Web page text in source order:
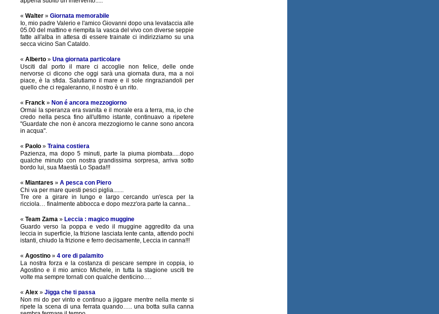
« Walter » Giornata memorabile
Io, mio padre Valerio e l'amico Giovanni dopo una levataccia alle
05.00 del mattino e riempita la vasca del vivo con diverse seppie
fatte all'alba in attesa di essere trainate ci indirizziamo su una
secca vicino San Cataldo.
« Alberto » Una giornata particolare
Usciti dal porto il mare ci accoglie non felice, delle onde
nervorse ci dicono che oggi sarà una giornata dura, ma a noi
piace, è la sfida. Salutiamo il mare e il sole ringraziandoli per
quello che ci regaleranno, il nostro è un rito.
« Franck » Non é ancora mezzogiorno
Ormai la speranza era svanita e il morale era a terra, ma, io che
credo nella pesca fino all'ultimo istante, continuavo a ripetere
"Guardate che non è ancora mezzogiorno le canne sono ancora
in acqua".
« Paolo » Traina costiera
Pazienza, ma dopo 5 minuti, parte la piuma piombata.....dopo
qualche minuto con nostra grandissima sorpresa, arriva sotto
bordo lui, sua Maestà Lo Spada!!!
« Miantares » A pesca con Piero
Chi va per mare questi pesci piglia.......
Tre ore a girare in lungo e largo cercando un'esca per la
ricciola… finalmente abbocca e dopo mezz'ora parte la canna...
« Team Zama » Leccia : magico muggine
Guardo verso la poppa e vedo il muggine aggredito da una
leccia in superficie, la frizione lasciata lente canta, attendo pochi
istanti, chiudo la frizione e ferro decisamente, Leccia in canna!!!
« Agostino » 4 ore di palamito
La nostra forza e la costanza di pescare sempre in coppia, io
Agostino e il mio amico Michele, in tutta la stagione usciti tre
volte ma sempre tornati con qualche denticino….
« Alex » Jigga che ti passa
Non mi do per vinto e continuo a jiggare mentre nella mente si
ripete la scena di una ferrata quando….. una botta sulla canna